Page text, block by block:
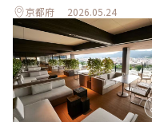
京都府 2026.05.24